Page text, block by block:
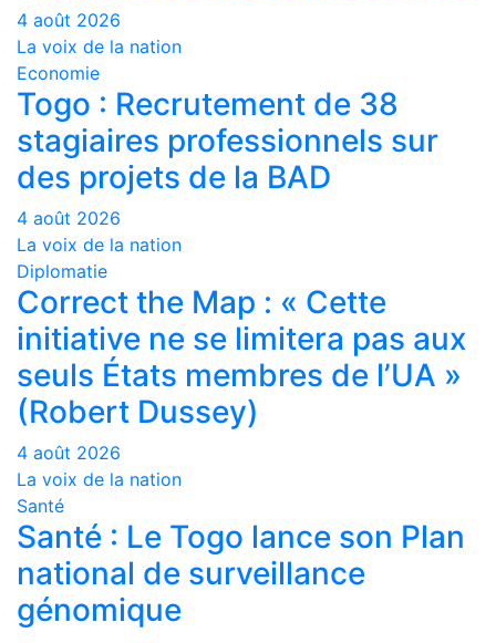
4 août 2026
La voix de la nation
Economie
Togo : Recrutement de 38
stagiaires professionnels sur
des projets de la BAD
4 août 2026
La voix de la nation
Diplomatie
Correct the Map : « Cette
initiative ne se limitera pas aux
seuls États membres de l’UA »
(Robert Dussey)
4 août 2026
La voix de la nation
Santé
Santé : Le Togo lance son Plan
national de surveillance
génomique